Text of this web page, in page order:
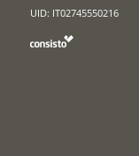
UID: IT02745550216